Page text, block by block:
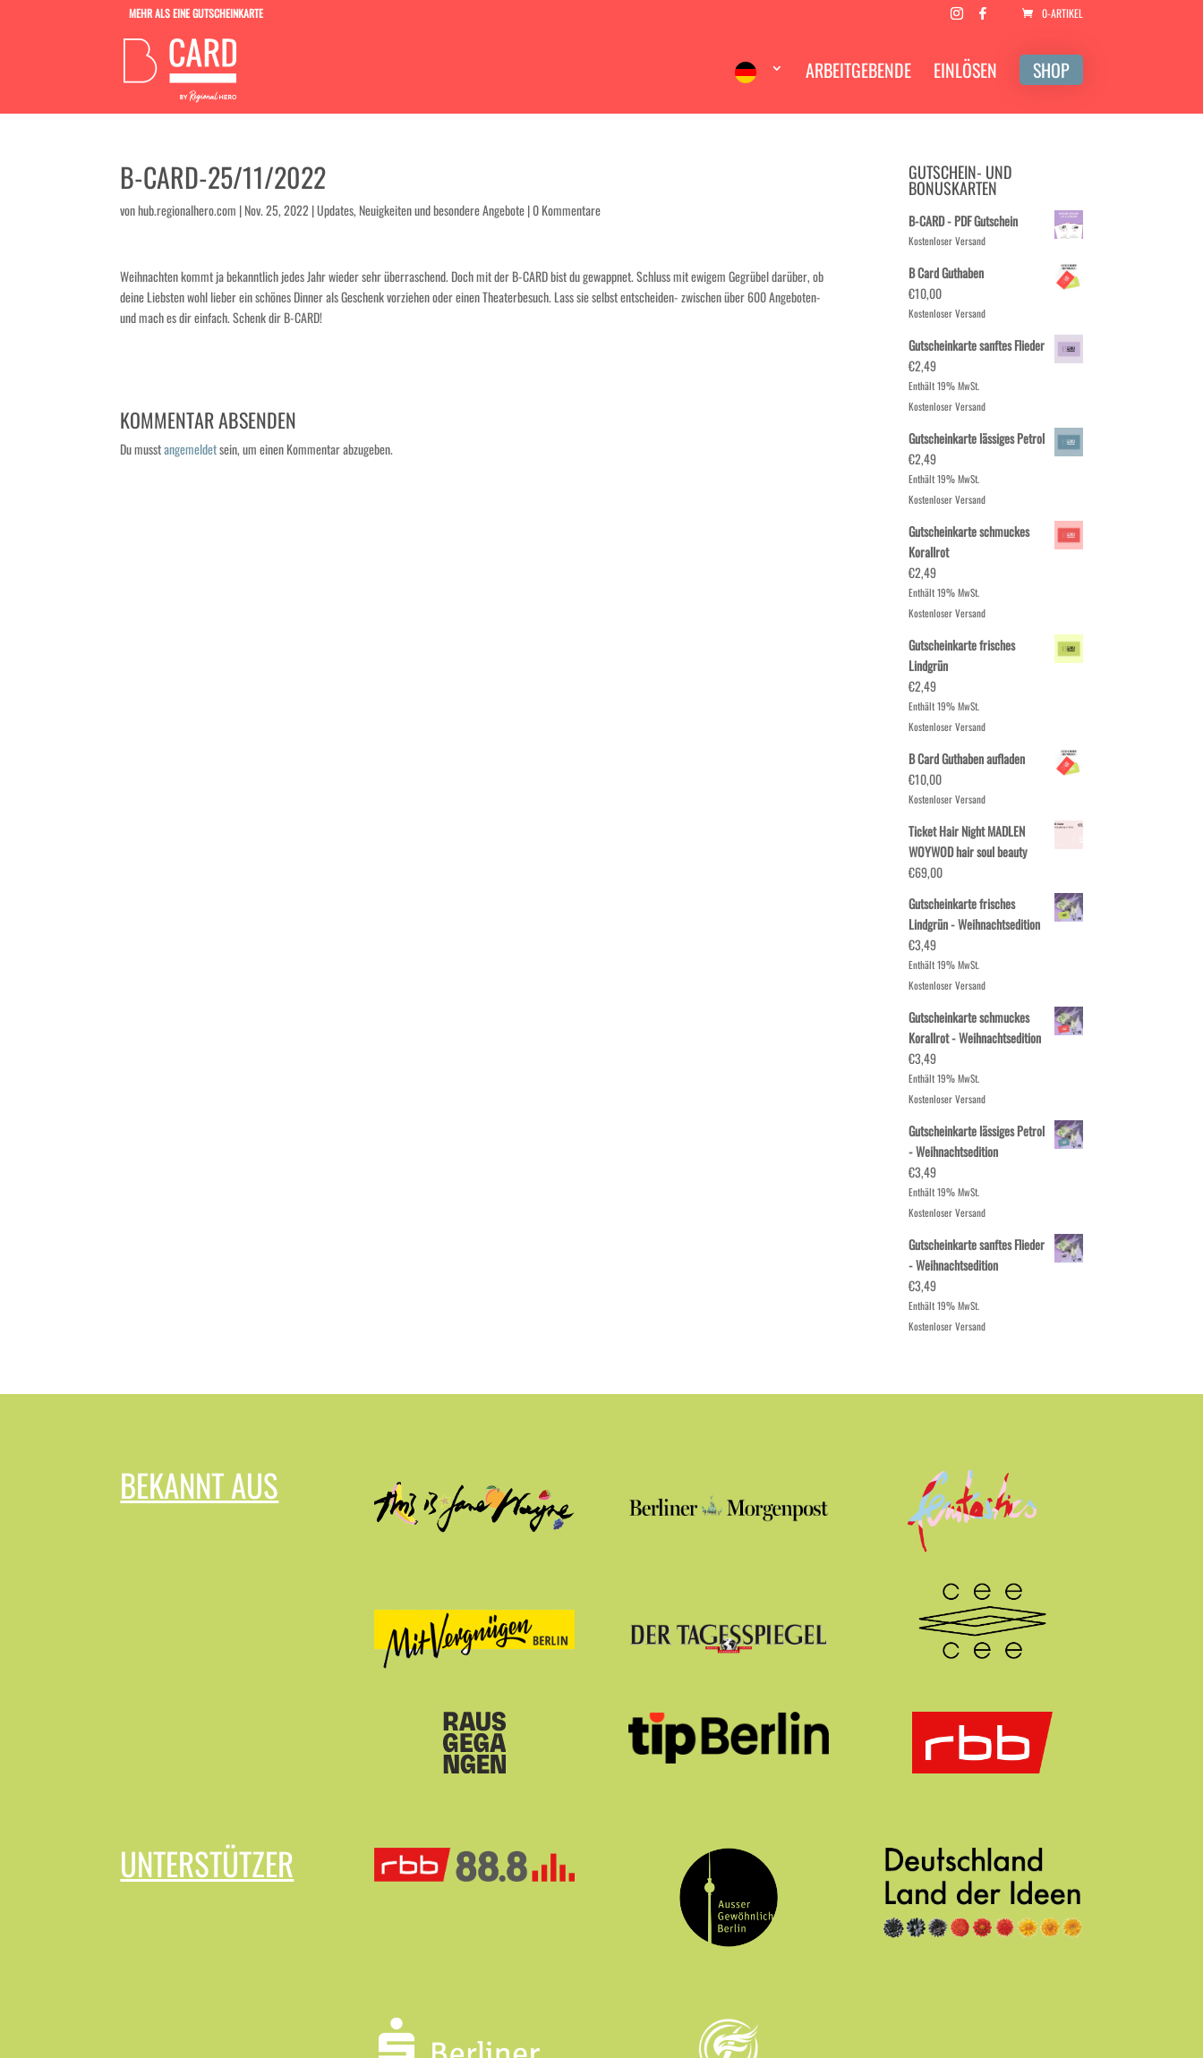
MEHR ALS EINE GUTSCHEINKARTE 0-ARTIKEL
ARBEITGEBENDE EINLÖSEN SHOP
B-CARD-25/11/2022
vonhub.regionalhero.com |Nov. 25, 2022|Updates, Neuigkeiten und besondere Angebote|0 Kommentare
Weihnachten kommt ja bekanntlich jedes Jahr wieder sehr überraschend. Doch mit der B-CARD bist du gewappnet. Schluss mit ewigem Gegrübel darüber, ob
deine Liebsten wohl lieber ein schönes Dinner als Geschenk vorziehen oder einen Theaterbesuch. Lass sie selbst entscheiden- zwischen über 600 Angeboten-
und mach es dir einfach. Schenk dir B-CARD!
KOMMENTAR ABSENDEN
Du musstangemeldetsein, um einen Kommentar abzugeben.
GUTSCHEIN- UND
BONUSKARTEN
B-CARD - PDF Gutschein
Kostenloser Versand
B Card Guthaben
€10,00
Kostenloser Versand
Gutscheinkarte sanftes Flieder
€2,49
Enthält 19% MwSt.
Kostenloser Versand
Gutscheinkarte lässiges Petrol
€2,49
Enthält 19% MwSt.
Kostenloser Versand
Gutscheinkarte schmuckes
Korallrot
€2,49
Enthält 19% MwSt.
Kostenloser Versand
Gutscheinkarte frisches
Lindgrün
€2,49
Enthält 19% MwSt.
Kostenloser Versand
B Card Guthaben aufladen
€10,00
Kostenloser Versand
Ticket Hair Night MADLEN
WOYWOD hair soul beauty
€69,00
Gutscheinkarte frisches
Lindgrün - Weihnachtsedition
€3,49
Enthält 19% MwSt.
Kostenloser Versand
Gutscheinkarte schmuckes
Korallrot - Weihnachtsedition
€3,49
Enthält 19% MwSt.
Kostenloser Versand
Gutscheinkarte lässiges Petrol
- Weihnachtsedition
€3,49
Enthält 19% MwSt.
Kostenloser Versand
Gutscheinkarte sanftes Flieder
- Weihnachtsedition
€3,49
Enthält 19% MwSt.
Kostenloser Versand
BEKANNT AUS
UNTERSTÜTZER